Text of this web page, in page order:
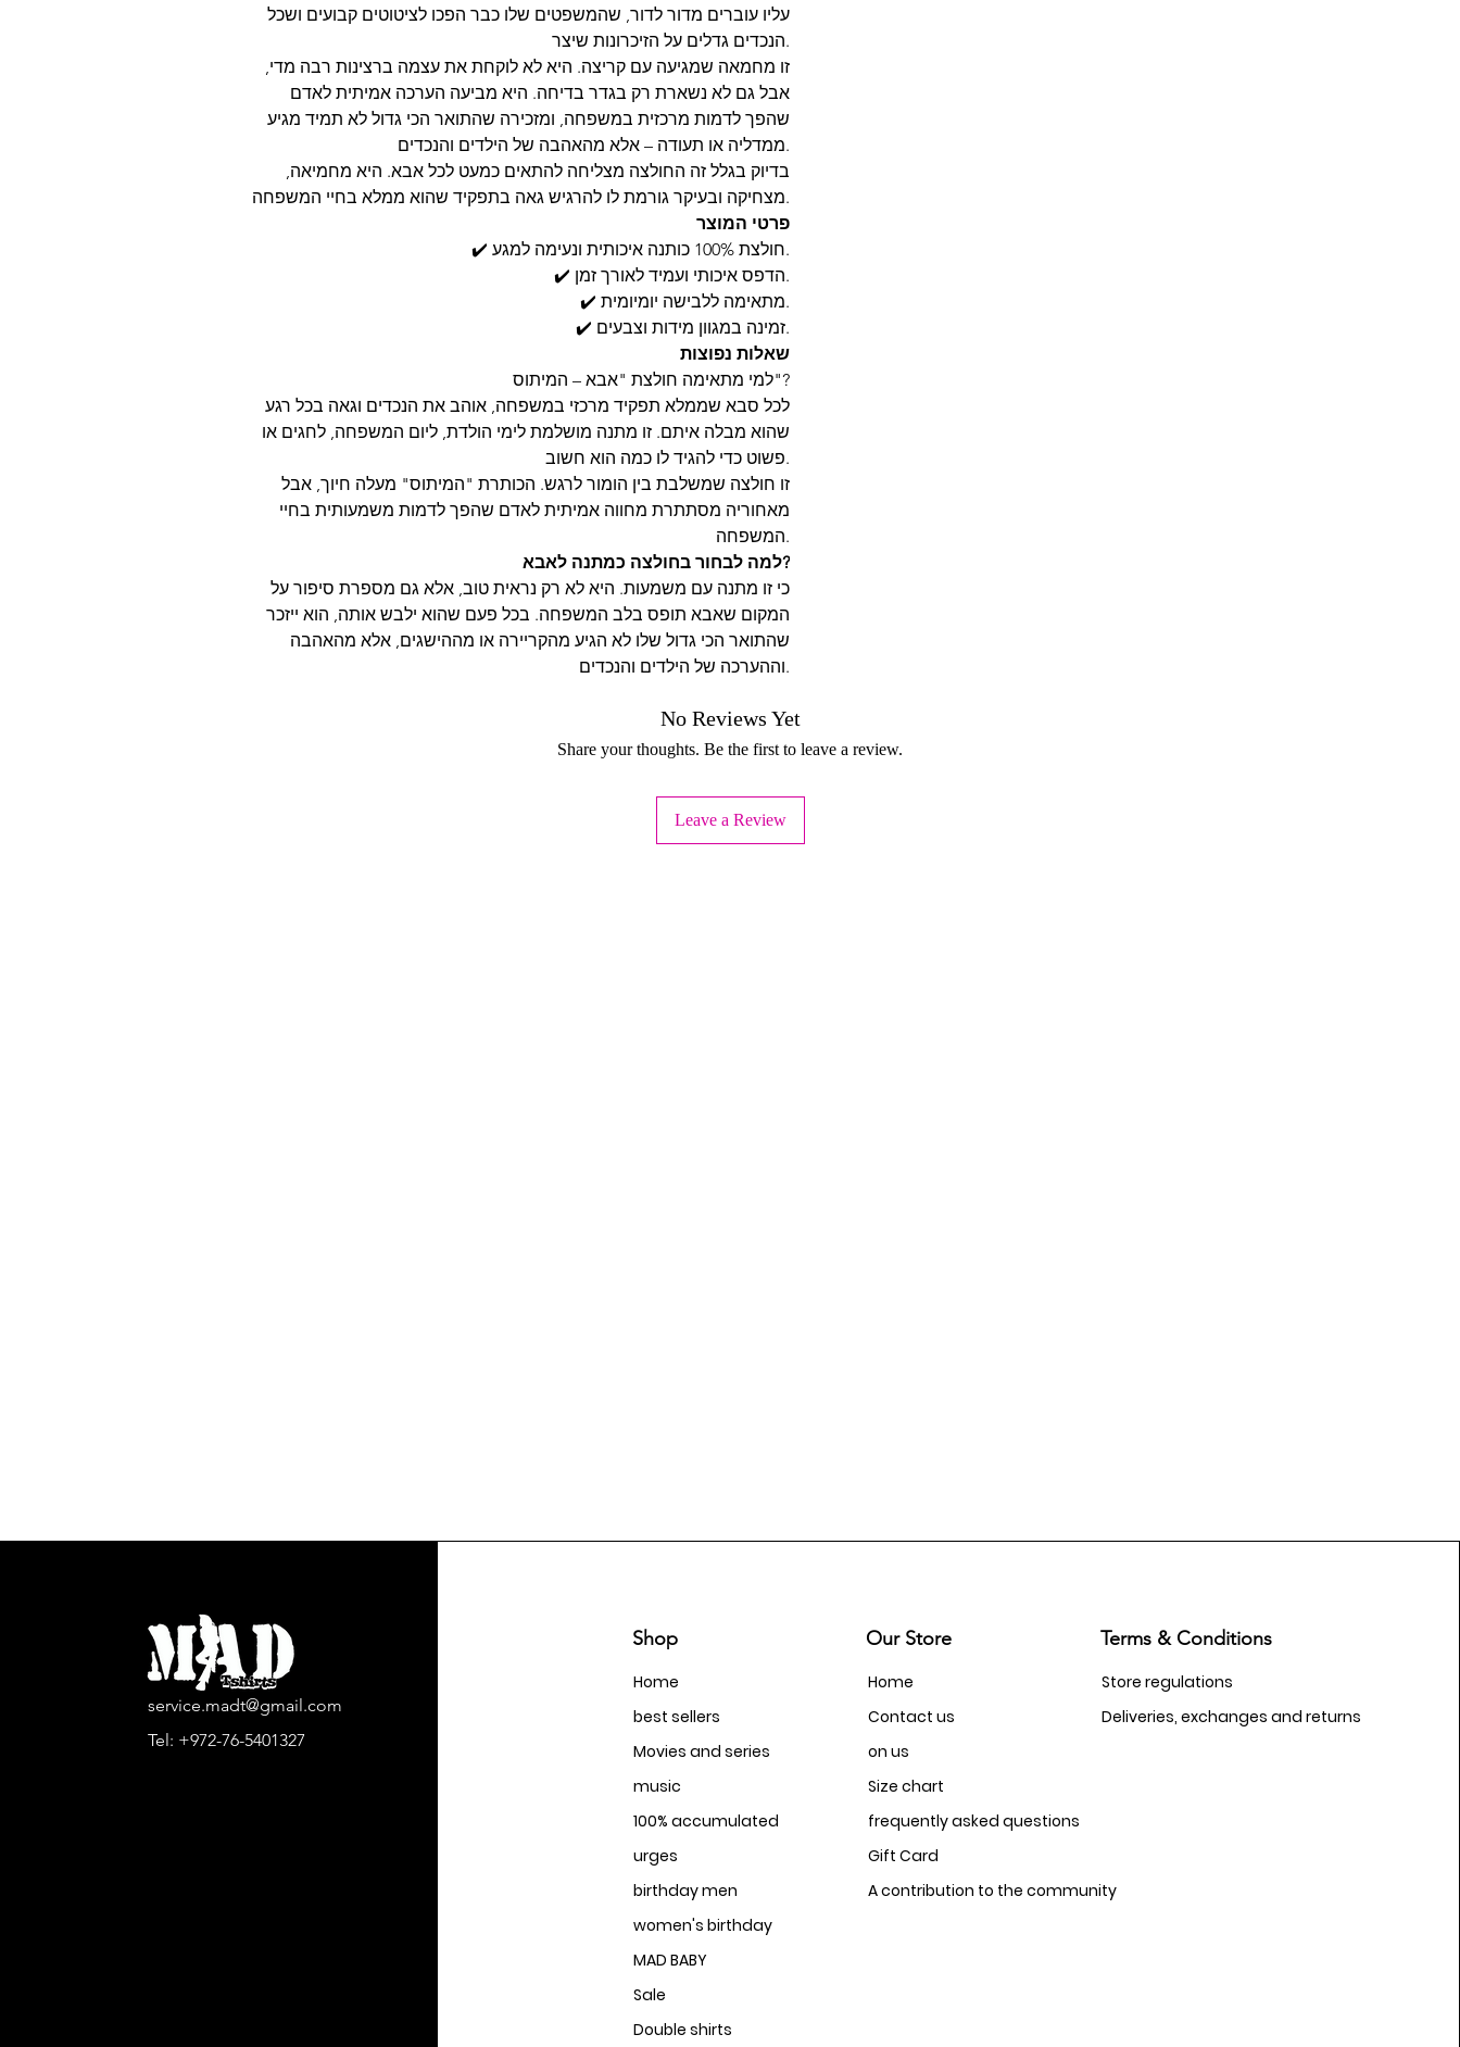
עליו עוברים מדור לדור, שהמשפטים שלו כבר הפכו לציטוטים קבועים ושכל
הנכדים גדלים על הזיכרונות שיצר.
זו מחמאה שמגיעה עם קריצה. היא לא לוקחת את עצמה ברצינות רבה מדי,
אבל גם לא נשארת רק בגדר בדיחה. היא מביעה הערכה אמיתית לאדם
שהפך לדמות מרכזית במשפחה, ומזכירה שהתואר הכי גדול לא תמיד מגיע
ממדליה או תעודה – אלא מהאהבה של הילדים והנכדים.
בדיוק בגלל זה החולצה מצליחה להתאים כמעט לכל אבא. היא מחמיאה,
מצחיקה ובעיקר גורמת לו להרגיש גאה בתפקיד שהוא ממלא בחיי המשפחה.
פרטי המוצר
✔️ חולצת 100% כותנה איכותית ונעימה למגע.
✔️ הדפס איכותי ועמיד לאורך זמן.
✔️ מתאימה ללבישה יומיומית.
✔️ זמינה במגוון מידות וצבעים.
שאלות נפוצות
למי מתאימה חולצת "אבא – המיתוס"?
לכל סבא שממלא תפקיד מרכזי במשפחה, אוהב את הנכדים וגאה בכל רגע
שהוא מבלה איתם. זו מתנה מושלמת לימי הולדת, ליום המשפחה, לחגים או
פשוט כדי להגיד לו כמה הוא חשוב.
זו חולצה שמשלבת בין הומור לרגש. הכותרת "המיתוס" מעלה חיוך, אבל
מאחוריה מסתתרת מחווה אמיתית לאדם שהפך לדמות משמעותית בחיי
המשפחה.
למה לבחור בחולצה כמתנה לאבא?
כי זו מתנה עם משמעות. היא לא רק נראית טוב, אלא גם מספרת סיפור על
המקום שאבא תופס בלב המשפחה. בכל פעם שהוא ילבש אותה, הוא ייזכר
שהתואר הכי גדול שלו לא הגיע מהקריירה או מההישגים, אלא מהאהבה
וההערכה של הילדים והנכדים.
No Reviews Yet
Share your thoughts. Be the first to leave a review.
Leave a Review
service.madt@gmail.com
Tel: +972-76-5401327
Shop
Home
best sellers
Movies and series
music
100% accumulated
urges
birthday men
women's birthday
MAD BABY
Sale
Double shirts
Our Store
Home
Contact us
on us
Size chart
frequently asked questions
Gift Card
A contribution to the community
Terms & Conditions
Store regulations
Deliveries, exchanges and returns